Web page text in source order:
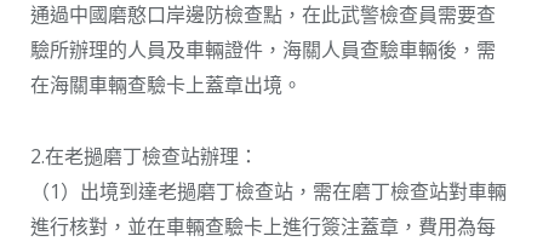
通過中國磨憨口岸邊防檢查點，在此武警檢查員需要查
驗所辦理的人員及車輛證件，海關人員查驗車輛後，需
在海關車輛查驗卡上蓋章出境。
2.在老撾磨丁檢查站辦理：
（1）出境到達老撾磨丁檢查站，需在磨丁檢查站對車輛
進行核對，並在車輛查驗卡上進行簽注蓋章，費用為每